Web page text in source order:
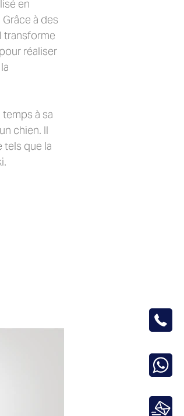
en
à des
transforme
réaliser
à sa
chien. Il
tels que la